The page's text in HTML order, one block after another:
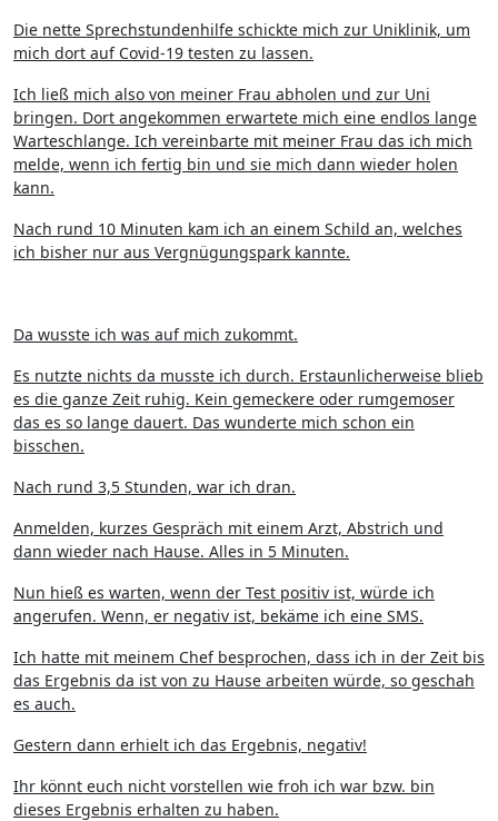
Die nette Sprechstundenhilfe schickte mich zur Uniklinik, um
mich dort auf Covid-19 testen zu lassen.
Ich ließ mich also von meiner Frau abholen und zur Uni
bringen. Dort angekommen erwartete mich eine endlos lange
Warteschlange. Ich vereinbarte mit meiner Frau das ich mich
melde, wenn ich fertig bin und sie mich dann wieder holen
kann.
Nach rund 10 Minuten kam ich an einem Schild an, welches
ich bisher nur aus Vergnügungspark kannte.
Da wusste ich was auf mich zukommt.
Es nutzte nichts da musste ich durch. Erstaunlicherweise blieb
es die ganze Zeit ruhig. Kein gemeckere oder rumgemoser
das es so lange dauert. Das wunderte mich schon ein
bisschen.
Nach rund 3,5 Stunden, war ich dran.
Anmelden, kurzes Gespräch mit einem Arzt, Abstrich und
dann wieder nach Hause. Alles in 5 Minuten.
Nun hieß es warten, wenn der Test positiv ist, würde ich
angerufen. Wenn, er negativ ist, bekäme ich eine SMS.
Ich hatte mit meinem Chef besprochen, dass ich in der Zeit bis
das Ergebnis da ist von zu Hause arbeiten würde, so geschah
es auch.
Gestern dann erhielt ich das Ergebnis, negativ!
Ihr könnt euch nicht vorstellen wie froh ich war bzw. bin
dieses Ergebnis erhalten zu haben.